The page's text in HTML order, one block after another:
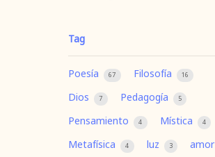
Tag
Poesía 67 Filosofía 16
Dios 7 Pedagogía 5
Pensamiento 4 Mística 4
Metafísica 4 luz 3 amor